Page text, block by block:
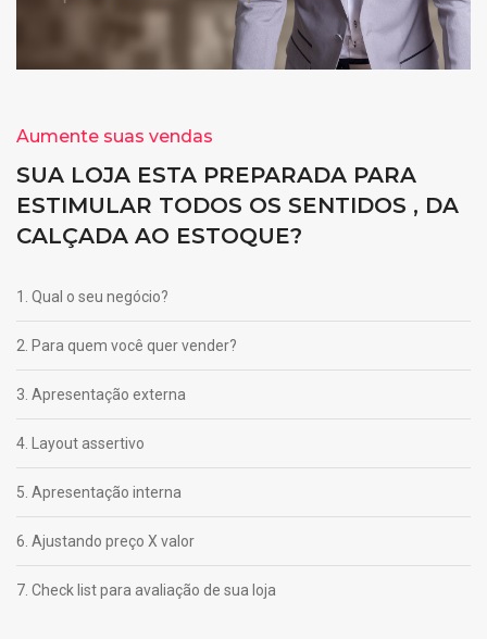
Aumente suas vendas
SUA LOJA ESTA PREPARADA PARA
ESTIMULAR TODOS OS SENTIDOS , DA
CALÇADA AO ESTOQUE?
1. Qual o seu negócio?
2. Para quem você quer vender?
3. Apresentação externa
4. Layout assertivo
5. Apresentação interna
6. Ajustando preço X valor
7. Check list para avaliação de sua loja